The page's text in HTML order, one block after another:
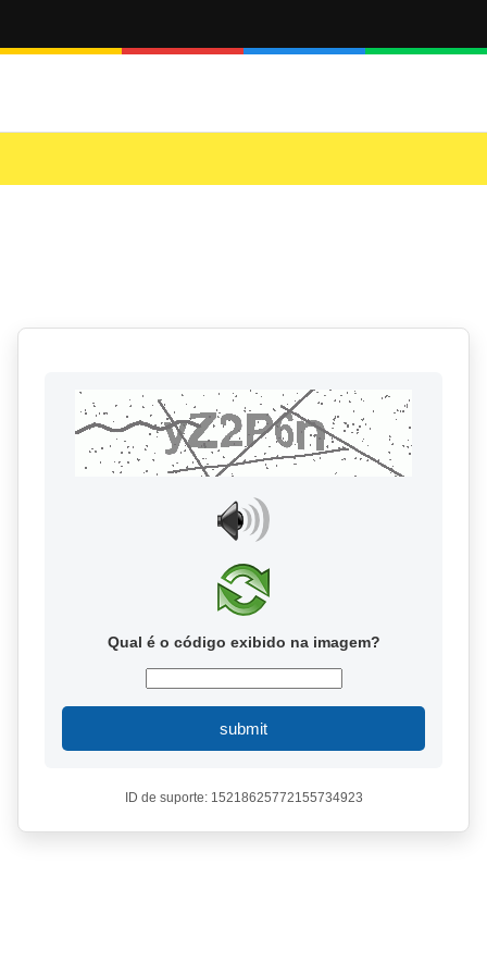
Qual é o código exibido na imagem?
submit
ID de suporte: 15218625772155734923